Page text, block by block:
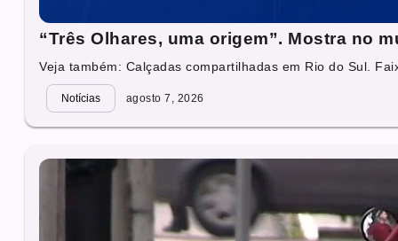
“Três Olhares, uma origem”. Mostra no
Veja também: Calçadas compartilhadas em Rio do Sul.
Notícias agosto 7, 2026